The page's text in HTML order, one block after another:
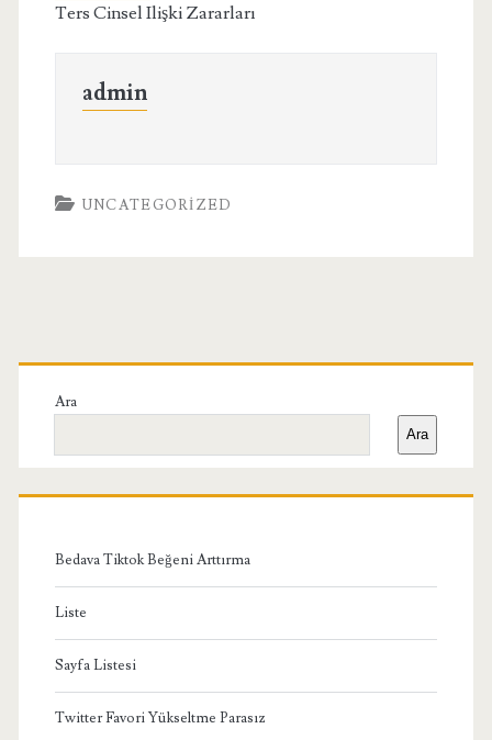
Ters Cinsel Ilişki Zararları
admin
UNCATEGORIZED
Birincil
Yan
Menü
Ara
Ara
Bedava Tiktok Beğeni Arttırma
Liste
Sayfa Listesi
Twitter Favori Yükseltme Parasız